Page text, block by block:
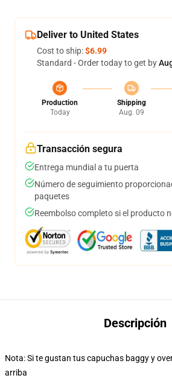
Deliver to United States
Cost to ship:$6.99
Standard - Order today to get by
Production
Today
Shipping
Aug. 09
Transacción segura
Entrega mundial a tu puerta
Número de seguimiento
paquetes
Reembolso completo si el producto
Descripción
Nota: Si te gustan tus capuchas baggy y
arriba